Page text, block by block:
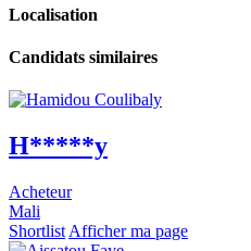
Localisation
Candidats similaires
H*****y
Acheteur
Mali
Shortlist Afficher ma page